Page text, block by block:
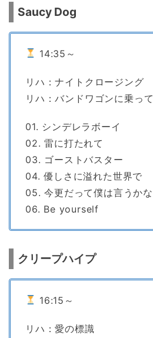
Saucy Dog
14:35～
リハ：ナイトクロージング
リハ：バンドワゴンに乗って
01. シンデレラボーイ
02. 雷に打たれて
03. ゴーストバスター
04. 優しさに溢れた世界で
05. 今更だって僕は言うかな
06. Be yourself
クリープハイプ
16:15～
リハ：愛の標識